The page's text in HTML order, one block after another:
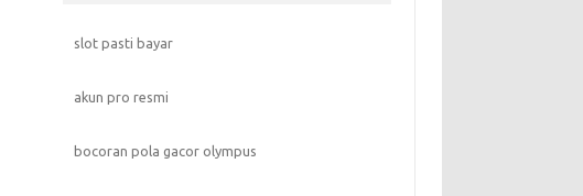
slot pasti bayar
akun pro resmi
bocoran pola gacor olympus